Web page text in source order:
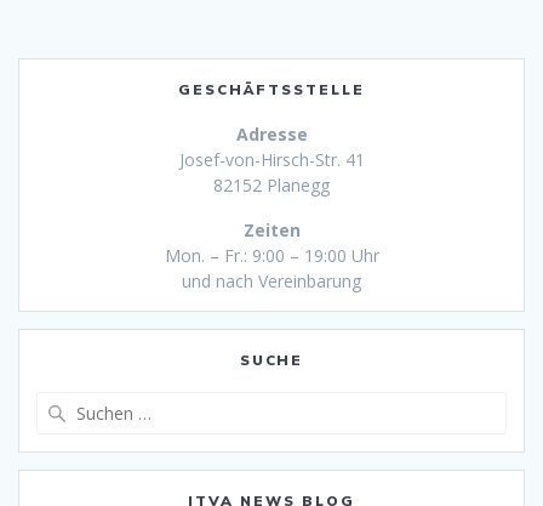
GESCHÄFTSSTELLE
Adresse
Josef-von-Hirsch-Str. 41
82152 Planegg
Zeiten
Mon. – Fr.: 9:00 – 19:00 Uhr
und nach Vereinbarung
SUCHE
ITVA NEWS BLOG